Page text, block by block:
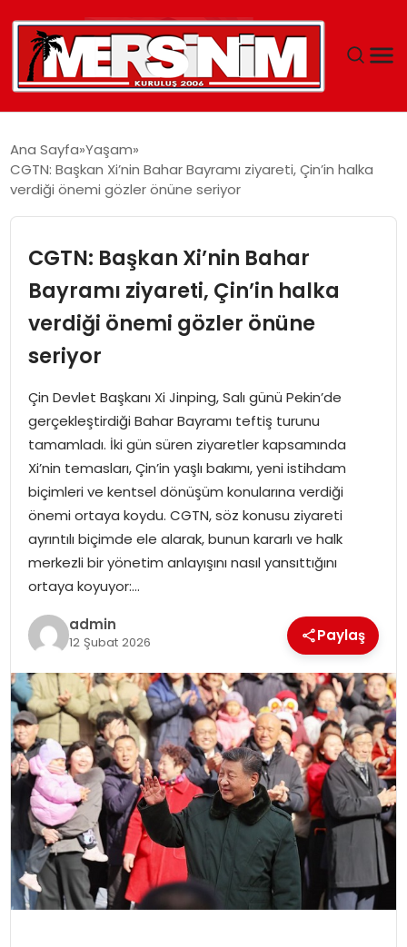
YAŞAM
EĞITIM
EKONOMI
MAGAZIN
DÜNYA
OTOMOBIL
Ana Sayfa Yaşam
CGTN: Başkan Xi’nin Bahar Bayramı ziyareti, Çin’in halka
verdiği önemi gözler önüne seriyor
CGTN: Başkan Xi’nin Bahar
Bayramı ziyareti, Çin’in halka
verdiği önemi gözler önüne
seriyor
Çin Devlet Başkanı Xi Jinping, Salı günü Pekin’de
gerçekleştirdiği Bahar Bayramı teftiş turunu
tamamladı. İki gün süren ziyaretler kapsamında
Xi’nin temasları, Çin’in yaşlı bakımı, yeni istihdam
biçimleri ve kentsel dönüşüm konularına verdiği
önemi ortaya koydu. CGTN, söz konusu ziyareti
ayrıntılı biçimde ele alarak, bunun kararlı ve halk
merkezli bir yönetim anlayışını nasıl yansıttığını
ortaya koyuyor:…
admin
12 Şubat 2026 Paylaş